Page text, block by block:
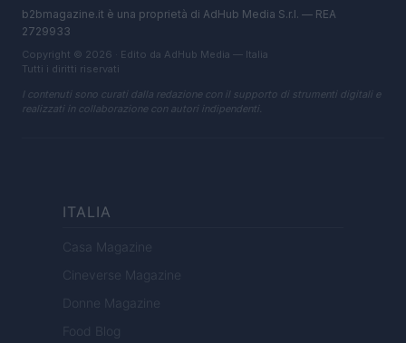
b2bmagazine.it è una proprietà di AdHub Media S.r.l. — REA
2729933
Copyright © 2026 · Edito da AdHub Media — Italia
Tutti i diritti riservati
I contenuti sono curati dalla redazione con il supporto di strumenti digitali e
realizzati in collaborazione con autori indipendenti.
ITALIA
Casa Magazine
Cineverse Magazine
Donne Magazine
Food Blog